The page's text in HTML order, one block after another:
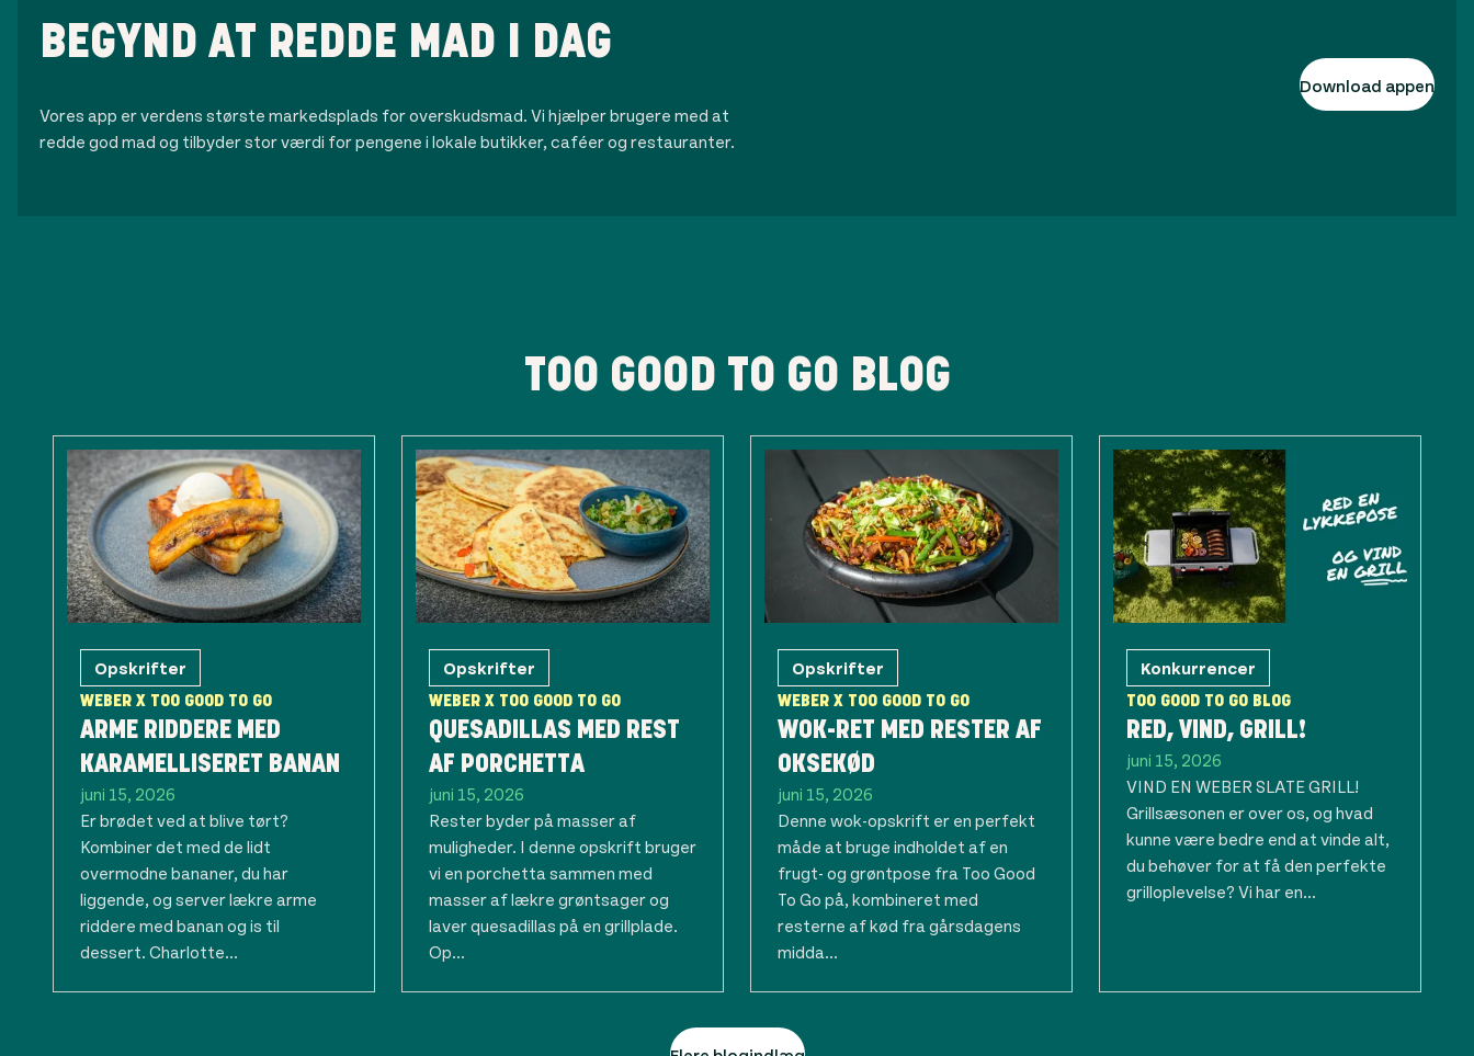
BEGYND AT REDDE MAD I DAG
Vores app er verdens største markedsplads for overskudsmad. Vi hjælper brugere med at
redde god mad og tilbyder stor værdi for pengene i lokale butikker, caféer og restauranter.
Download appen
TOO GOOD TO GO BLOG
Opskrifter
WEBER X TOO GOOD TO GO
ARME RIDDERE MED
KARAMELLISERET BANAN
juni 15, 2026
Er brødet ved at blive tørt?
Kombiner det med de lidt
overmodne bananer, du har
liggende, og server lækre arme
riddere med banan og is til
dessert. Charlotte...
Opskrifter
WEBER X TOO GOOD TO GO
QUESADILLAS MED REST
AF PORCHETTA
juni 15, 2026
Rester byder på masser af
muligheder. I denne opskrift bruger
vi en porchetta sammen med
masser af lækre grøntsager og
laver quesadillas på en grillplade.
Op...
Opskrifter
WEBER X TOO GOOD TO GO
WOK-RET MED RESTER AF
OKSEKØD
juni 15, 2026
Denne wok-opskrift er en perfekt
måde at bruge indholdet af en
frugt- og grøntpose fra Too Good
To Go på, kombineret med
resterne af kød fra gårsdagens
midda...
Konkurrencer
TOO GOOD TO GO BLOG
RED, VIND, GRILL!
juni 15, 2026
VIND EN WEBER SLATE GRILL!
Grillsæsonen er over os, og hvad
kunne være bedre end at vinde alt,
du behøver for at få den perfekte
grilloplevelse? Vi har en...